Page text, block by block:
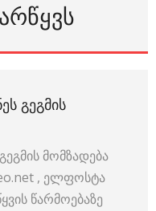
ᲒᲔᲒᲛᲘᲡ
მომზადება
, ელფოსტა
წარმოებაზე